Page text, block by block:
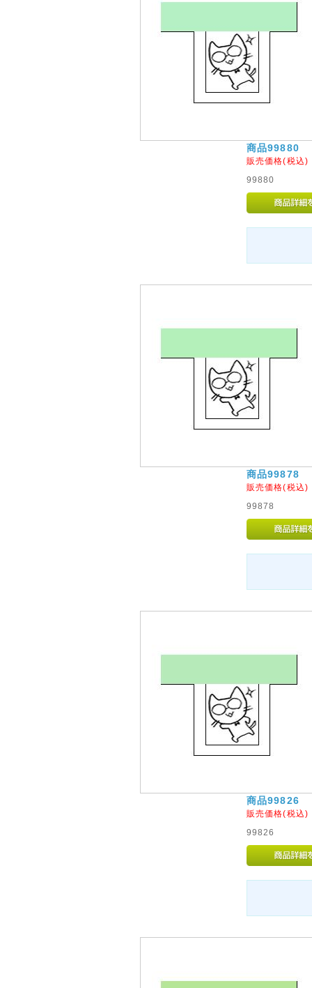
商品99880
販売価格(税込
99880
商品99878
販売価格(税込
99878
商品99826
販売価格(税込
99826